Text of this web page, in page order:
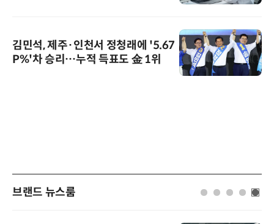
김민석, 제주·인천서 정청래에 '5.67
P%'차 승리…누적 득표도 金 1위
브랜드 뉴스룸